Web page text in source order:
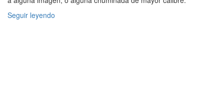
Seguir leyendo